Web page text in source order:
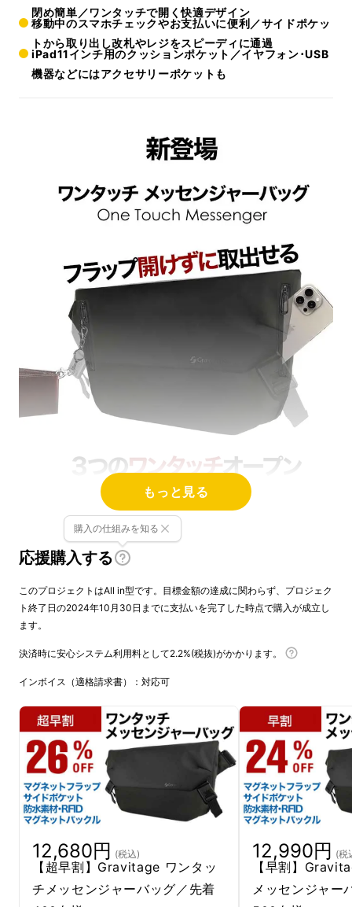
閉め簡単／ワンタッチで開く快適デザイン
移動中のスマホチェックやお支払いに便利／サイドポケッ
トから取り出し改札やレジをスピーディに通過
iPad11インチ用のクッションポケット／イヤフォン･USB
機器などにはアクセサリーポケットも
もっと見る
応援購入する
購入の仕組みを知る
このプロジェクトはAll in型です。目標金額の達成に関わらず、プロジェク
ト終了日の2024年10月30日までに支払いを完了した時点で購入が成立し
ます。
決済時に安心システム利用料として2.2%(税抜)がかかります。
インボイス（適格請求書）：対応可
12,680円 (税込)
【超早割】Gravitage ワンタッ
チメッセンジャーバッグ／先着
12,990円 (税
【早割】
メッセンジャー